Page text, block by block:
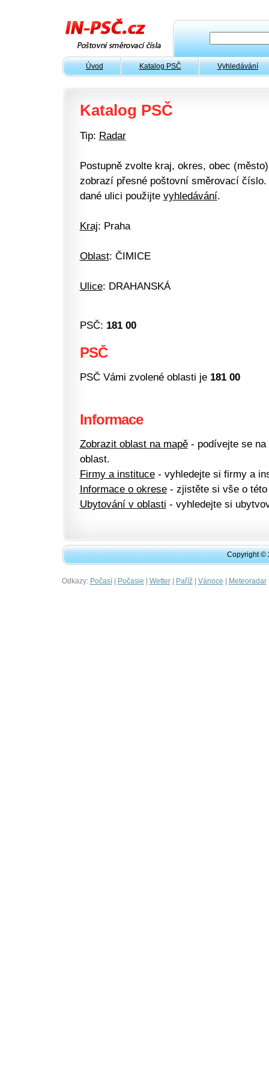
Úvod Katalog PSČ Vyhledávání
Katalog PSČ
Tip: Radar
Postupně zvolte kraj, okres, obec
zobrazí přesné poštovní směrovací
dané ulici použijte vyhledávání.
Kraj: Praha
Oblast: ČIMICE
Ulice: DRAHANSKÁ
PSČ: 181 00
PSČ
PSČ Vámi zvolené oblasti je 181 00
Informace
Zobrazit oblast na mapě- podívejte se na
oblast.
Firmy a instituce- vyhledejte si firmy a
Informace o okrese- zjistěte si vše o této
Ubytování v oblasti - vyhledejte si
Copyright ©
Odkazy: Počasí| Počasie | Wetter| Paříž| Vánoce | Meteoradar